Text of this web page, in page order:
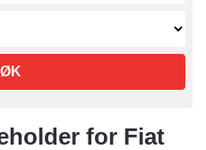
for Fiat